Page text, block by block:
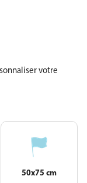
votre
50x75 cm